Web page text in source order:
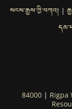
སངས་རྒྱས་ཀྱི་བཀའ། |
84000| Rigpa